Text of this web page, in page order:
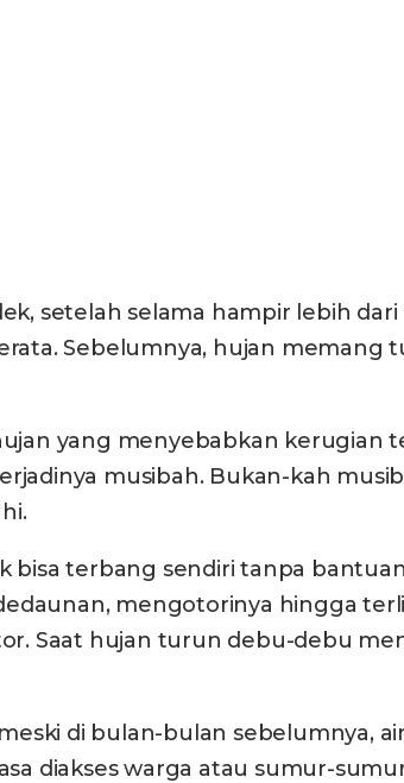
setelah selama hampir lebih
Sebelumnya, hujan memang
yang menyebabkan kerugian
musibah. Bukan-kah
terbang sendiri tanpa
mengotorinya hingga
Saat hujan turun debu-debu
di bulan-bulan sebelumnya,
diakses warga atau sumur-